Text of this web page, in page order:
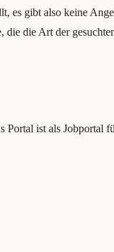
es gibt also keine
die die Art der
ist als Jobportal